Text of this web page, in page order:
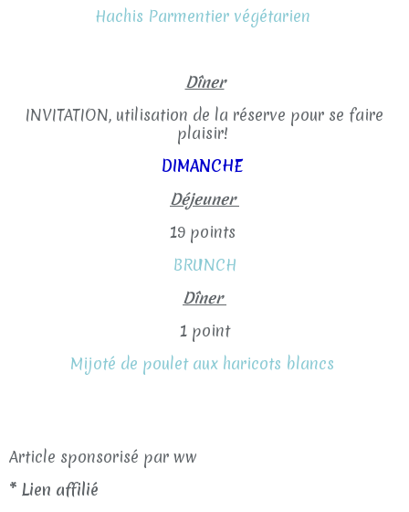
Hachis Parmentier végétarien
Dîner
INVITATION, utilisation de la réserve pour se faire
plaisir!
DIMANCHE
Déjeuner
19 points
BRUNCH
Dîner
1 point
Mijoté de poulet aux haricots blancs
Article sponsorisé par ww
* Lien affilié